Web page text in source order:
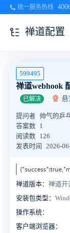
统一服务热线
禅道配置
599495
禅道webhook
已解决 悬
提问者 帅气的乒
答案数 1
阅读数 126
发表时间
2026-
禅道版本： 禅道开
安装包类型：
操作系统：
客户端浏览器：